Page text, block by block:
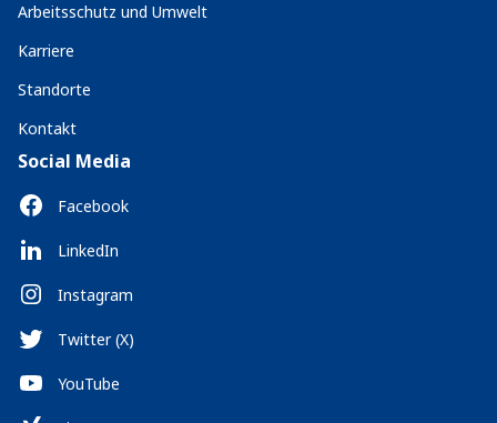
Arbeitsschutz und Umwelt
Karriere
Standorte
Kontakt
Social Media
Facebook
LinkedIn
Instagram
Twitter (X)
YouTube